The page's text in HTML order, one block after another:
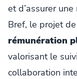
et d’assurer
Bref, le projet
rémunération
valorisant le
collaboration